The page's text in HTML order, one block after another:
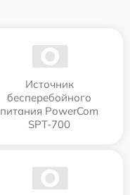
Источник
бесперебойного
питания PowerCom
SPT-700